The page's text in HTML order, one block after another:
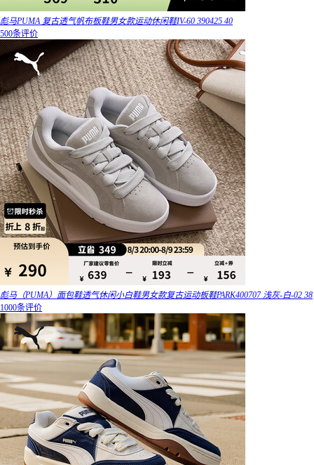
彪马PUMA 复古透气帆布板鞋男女款运动休闲鞋IV-60 390425 40
500条评价
彪马（PUMA）面包鞋透气休闲小白鞋男女款复古运动板鞋PARK400707 浅灰-白-02 38
1000条评价